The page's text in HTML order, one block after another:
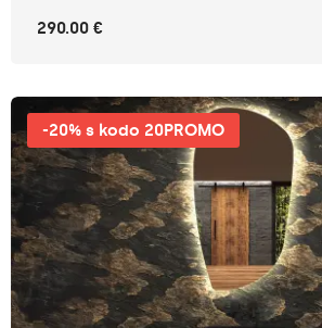
290.00 €
-20% s kodo 20PROMO